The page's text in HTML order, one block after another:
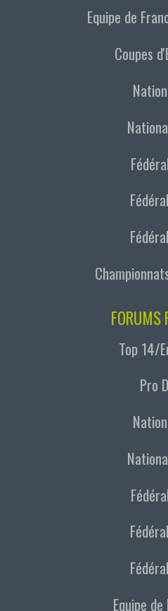
Equipe de
Coupes
FORUMS
Top 14/
Pro
Equipe